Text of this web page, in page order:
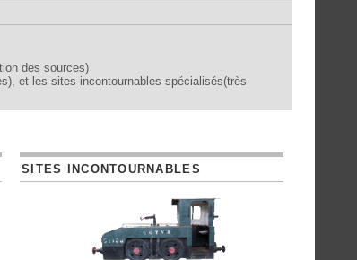
des sources)
et les sites incontournables spécialisés(très
SITES INCONTOURNABLES